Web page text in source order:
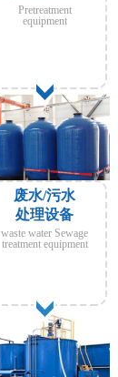
Pretreatment
equipment
废水/污水
处理设备
waste water Sewage
treatment equipment